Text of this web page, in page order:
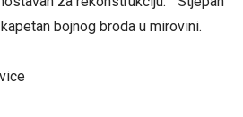
bojnog broda u mirovini.